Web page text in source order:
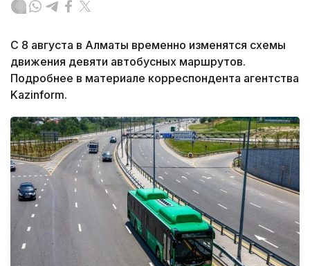
С 8 августа в Алматы временно изменятся схемы
движения девяти автобусных маршрутов.
Подробнее в материале корреспондента агентства
Kazinform.